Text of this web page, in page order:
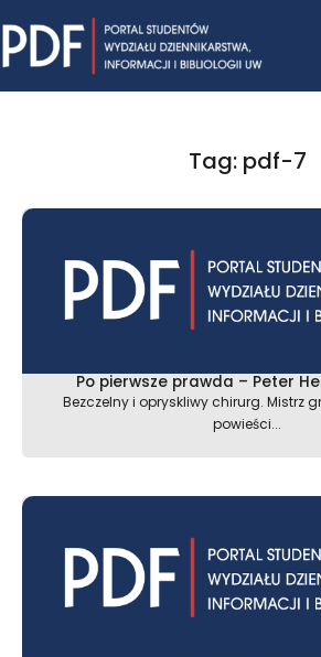
to
content
Tag: pdf-7
Po pierwsze prawda – Peter
Bezczelny i opryskliwy chirurg. Mistrz
powieści...